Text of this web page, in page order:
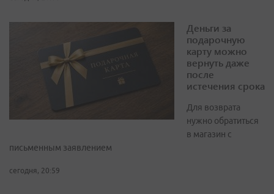
Деньги за
подарочную
карту можно
вернуть даже
после
истечения срока
Для возврата
нужно обратиться
в магазин с
письменным заявлением
сегодня, 20:59